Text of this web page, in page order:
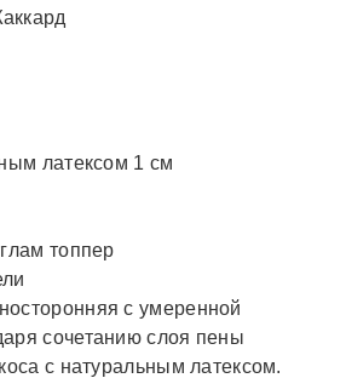
латексом 1 см
топпер
с умеренной
сочетанию слоя пены
с натуральным латексом.